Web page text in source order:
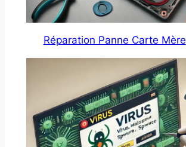
Réparation Panne Carte Mère